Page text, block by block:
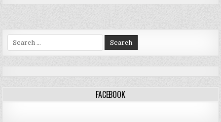
Search
for:
FACEBOOK